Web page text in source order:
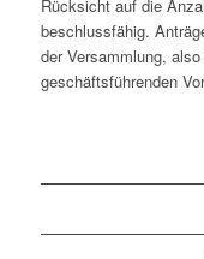
Rücksicht auf die
beschlussfähig.
der Versammlung,
geschäftsführenden